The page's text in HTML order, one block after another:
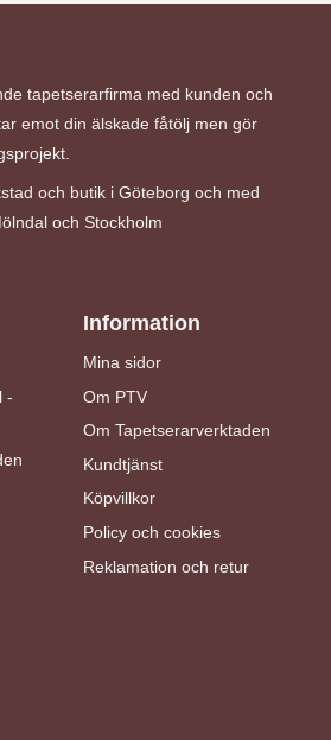
tapetserarfirma med kunden och
emot din älskade fåtölj men gör
och butik i Göteborg och med
och Stockholm
-
Information
Mina sidor
Om PTV
Om Tapetserarverktaden
Kundtjänst
Köpvillkor
Policy och cookies
Reklamation och retur